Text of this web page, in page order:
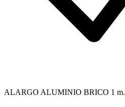
ALARGO ALUMINIO BRICO 1 m.